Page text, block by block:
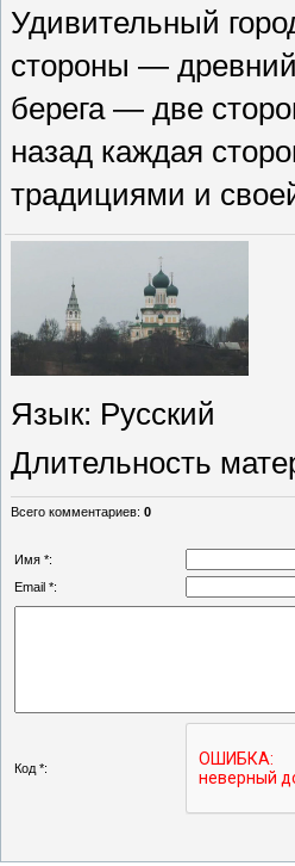
Удивительный
стороны —
берега — две
назад каждая
традициями и
Язык: Русский
Длительность
Всего комментариев: 0
Имя *:
Email *:
Код *: